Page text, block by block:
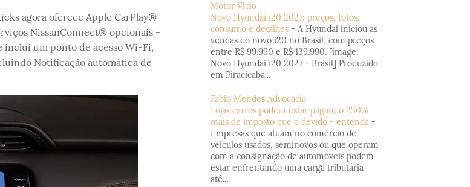
agora oferece Apple CarPlay®
NissanConnect® opcionais -
inclui um ponto de acesso Wi-Fi,
Notificação automática de
Motor Vício
Novo Hyundai i20 2027: preços, fotos,
consumo e detalhes - A Hyundai iniciou as
vendas do novo i20 no Brasil, com preços
entre R$ 99.990 e R$ 139.990. [image:
Novo Hyundai i20 2027 - Brasil] Produzido
em Piracicaba...
Fabio Mendes Advocacia
Lojas carros podem estar pagando 230%
mais de imposto que o devido - entenda -
Empresas que atuam no comércio de
veículos usados, seminovos ou que operam
com a consignação de automóveis podem
estar enfrentando uma carga tributária
até...